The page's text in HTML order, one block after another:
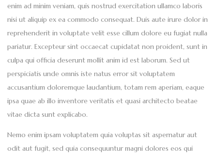
enim ad minim veniam, quis nostrud exercitation ullamco laboris
nisi ut aliquip ex ea commodo consequat. Duis aute irure dolor in
reprehenderit in voluptate velit esse cillum dolore eu fugiat nulla
pariatur. Excepteur sint occaecat cupidatat non proident, sunt in
culpa qui officia deserunt mollit anim id est laborum. Sed ut
perspiciatis unde omnis iste natus error sit voluptatem
accusantium doloremque laudantium, totam rem aperiam, eaque
ipsa quae ab illo inventore veritatis et quasi architecto beatae
vitae dicta sunt explicabo.
Nemo enim ipsam voluptatem quia voluptas sit aspernatur aut
odit aut fugit, sed quia consequuntur magni dolores eos qui